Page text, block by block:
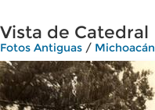
Vista de Catedral
Fotos Antiguas / Michoacán